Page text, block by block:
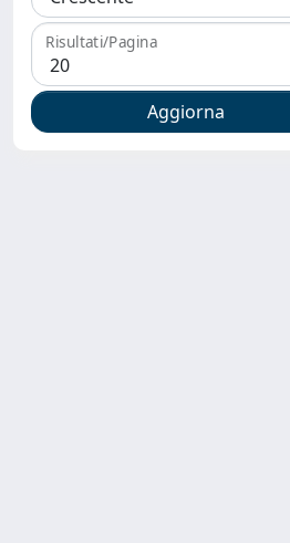
Risultati/Pagina